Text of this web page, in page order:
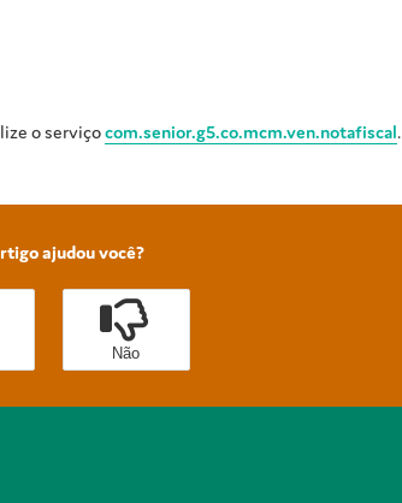
o serviçocom.senior.g5.co.mcm.ven.notafiscal.
ajudou você?
Não